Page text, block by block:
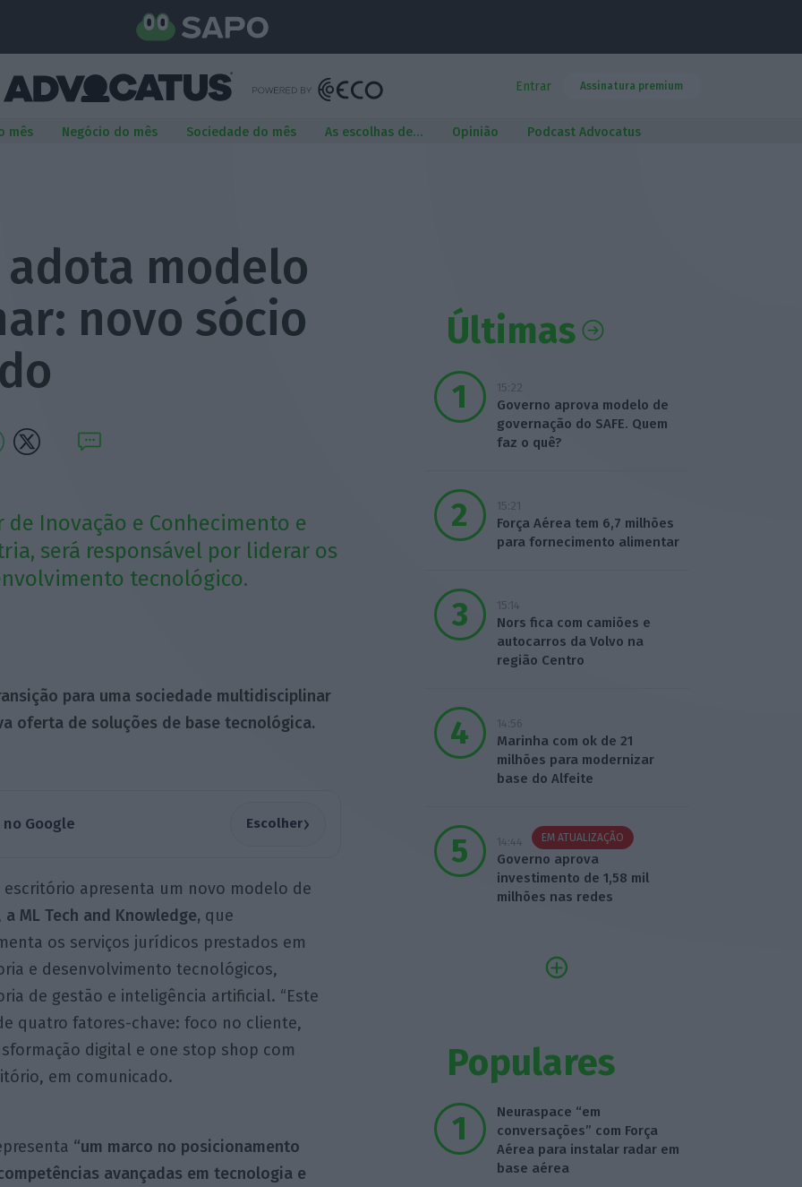
Entrar Assinatura premium
mês Negócio do mês Sociedade do mês As escolhas de… Opinião Podcast Advocatus
modelo
novo sócio
de Inovação e Conhecimento e
será responsável por liderar os
tecnológico.
para uma sociedade multidisciplinar
oferta de soluções de base tecnológica.
Google Escolher›
escritório apresenta um novo modelo de
a ML Tech and Knowledge, que
os serviços jurídicos prestados em
e desenvolvimento tecnológicos,
de gestão e inteligência artificial. “Este
quatro fatores-chave: foco no cliente,
digital e one stop shop com
em comunicado.
“um marco no posicionamento
avançadas em tecnologia e
Últimas
15:22
Governo aprova modelo de
governação do SAFE. Quem
faz o quê?
15:21
Força Aérea tem 6,7 milhões
para fornecimento alimentar
15:14
Nors fica com camiões e
autocarros da Volvo na
região Centro
14:56
Marinha com ok de 21
milhões para modernizar
base do Alfeite
14:44 EM ATUALIZAÇÃO
Governo aprova
investimento de 1,58 mil
milhões nas redes
Populares
Neuraspace “em
conversações” com Força
Aérea para instalar radar em
base aérea